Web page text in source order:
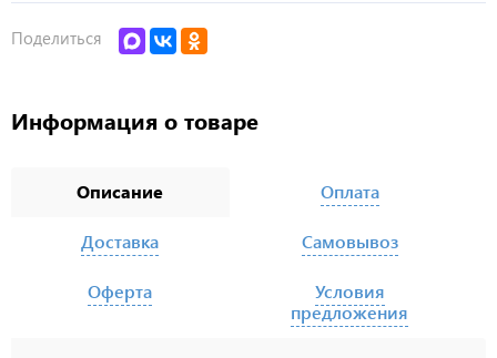
Поделиться
Информация о товаре
Описание Оплата
Доставка Самовывоз
Оферта
Условия
предложения